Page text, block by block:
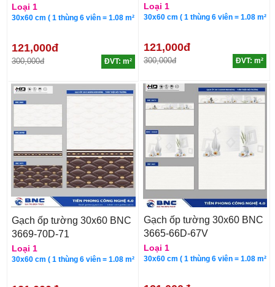
Loại 1
30x60 cm ( 1 thùng 6 viên = 1.08 m²
121,000đ
300,000đ ĐVT: m²
Loại 1
30x60 cm ( 1 thùng 6 viên = 1.08 m²
121,000đ
300,000đ ĐVT: m²
Gạch ốp tường 30x60 BNC
3669-70D-71
Loại 1
30x60 cm ( 1 thùng 6 viên = 1.08 m²
Gạch ốp tường 30x60 BNC
3665-66D-67V
Loại 1
30x60 cm ( 1 thùng 6 viên = 1.08 m²